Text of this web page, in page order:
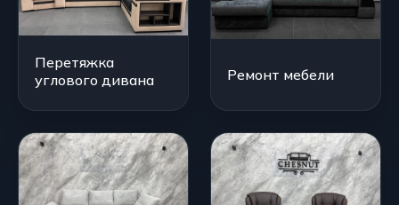
Перетяжка
углового дивана
Ремонт мебели